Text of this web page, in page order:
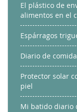
El plástico de
alimentos en el
Espárragos
Diario de
Protector solar
piel
Mi batido diario